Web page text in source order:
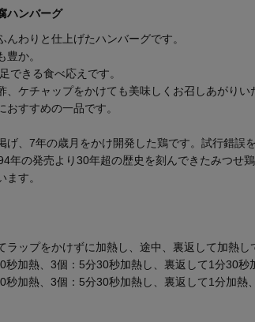
ハンバーグ
わりと仕上げたハンバーグです。
か。
できる食べ応えです。
ケチャップをかけても美味しくお召しあがりい
すすめの一品です。
げ、7年の歳月をかけ開発した鶏です。試行錯
年の発売より30年超の歴史を刻んできたみつ
す。
ップをかけずに加熱し、途中、裏返して加熱し
加熱、3個：5分30秒加熱し、裏返して1分30
加熱、3個：5分30秒加熱し、裏返して1分加熱